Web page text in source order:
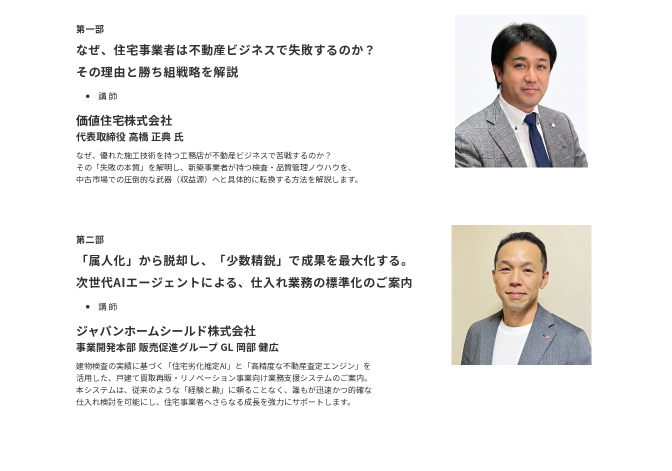
第一部
なぜ、住宅事業者は不動産ビジネスで失敗するのか？
その理由と勝ち組戦略を解説
講 師
価値住宅株式会社
代表取締役 高橋 正典 氏
なぜ、優れた施工技術を持つ工務店が不動産ビジネスで苦戦するのか？
その「失敗の本質」を解明し、新築事業者が持つ検査・品質管理ノウハウを、
中古市場での圧倒的な武器（収益源）へと具体的に転換する方法を解説します。
第二部
「属人化」から脱却し、「少数精鋭」で成果を最大化する。
次世代AIエージェントによる、仕入れ業務の標準化のご案内
講 師
ジャパンホームシールド株式会社
事業開発本部 販売促進グループ GL 岡部 健広
建物検査の実績に基づく「住宅劣化推定AI」と「高精度な不動産査定エンジン」を
活用した、戸建て買取再販・リノベーション事業向け業務支援システムのご案内。
本システムは、従来のような「経験と勘」に頼ることなく、誰もが迅速かつ的確な
仕入れ検討を可能にし、住宅事業者へさらなる成長を強力にサポートします。